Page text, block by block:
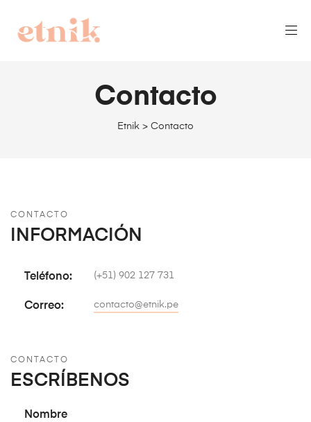
Etnik > Contacto
Contacto
CONTACTO
INFORMACIÓN
Teléfono: (+51) 902 127 731
Correo: contacto@etnik.pe
CONTACTO
ESCRÍBENOS
Nombre